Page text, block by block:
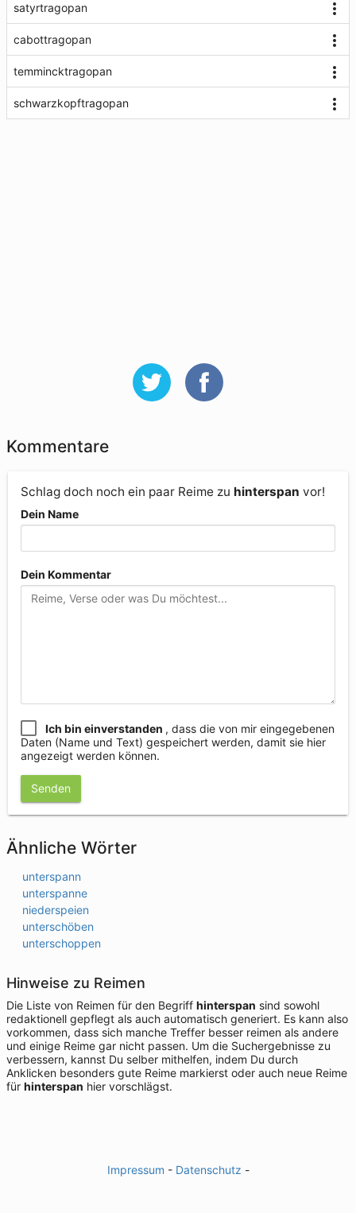
satyrtragopan
cabottragopan
temmincktragopan
schwarzkopftragopan
Kommentare
Schlag doch noch ein paar Reime zu hinterspan vor!
Dein Name
Dein Kommentar
Ich bin einverstanden , dass die von mir eingegebenen
Daten (Name und Text) gespeichert werden, damit sie hier
angezeigt werden können.
Senden
Ähnliche Wörter
unterspann
unterspanne
niederspeien
unterschöben
unterschoppen
Hinweise zu Reimen
Die Liste von Reimen für den Begriff hinterspan sind sowohl
redaktionell gepflegt als auch automatisch generiert. Es kann also
vorkommen, dass sich manche Treffer besser reimen als andere
und einige Reime gar nicht passen. Um die Suchergebnisse zu
verbessern, kannst Du selber mithelfen, indem Du durch
Anklicken besonders gute Reime markierst oder auch neue Reime
für hinterspan hier vorschlägst.
Impressum - Datenschutz -